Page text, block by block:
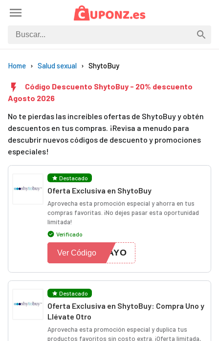
Home Salud sexual ShytoBuy
Código Descuento ShytoBuy - 20% descuento
Agosto 2026
No te pierdas las increíbles ofertas de ShytoBuy y obtén
descuentos en tus compras. ¡Revisa a menudo para
descubrir nuevos códigos de descuento y promociones
especiales!
Destacado
Oferta Exclusiva en ShytoBuy
Aprovecha esta promoción especial y ahorra en tus
compras favoritas. ¡No dejes pasar esta oportunidad
limitada!
Verificado
MAYO
Ver Código
Destacado
Oferta Exclusiva en ShytoBuy: Compra Uno y
Llévate Otro
Aprovecha esta promoción especial y duplica tus
productos favoritos sin costo extra. ¡Oferta limitada,